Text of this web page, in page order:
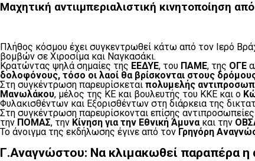
Μαχητική αντιιμπεριαλιστική κινητοποίηση
Πλήθος κόσμου έχει συγκεντρωθεί κάτω από τον Ιερό
βομβών σε Χιροσίμα και Ναγκασάκι.
Κρατώντας ψηλά σημαίες της ΕΕΔΥΕ, του ΠΑΜΕ, της ΟΓΕ
δολοφόνους, τόσο οι λαοί θα βρίσκονται στους
Στη συγκέντρωση παρευρίσκεται πολυμελής
Μανωλάκου, μέλος της ΚΕ και βουλευτής του ΚΚΕ και ο
Φυλακισθέντων και Εξορισθέντων στη διάρκεια της
Στη συγκέντρωση παρευρίσκονται επίσης
την ΠΟΜΑΣ, την Κίνηση για την Εθνική Άμυνακαι την
Το άνοιγμα της εκδήλωσης έγινε από τον Γρηγόρη
Γ.Αναγνώστου: Να κλιμακωθεί παραπέρα η